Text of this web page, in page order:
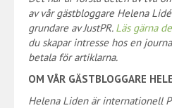
av vår gästbloggare Helena
grundare av JustPR. Läs gärna
du skapar intresse hos en
betala för artiklarna.
OM VÅR GÄSTBLOGGARE
Helena Liden är internationell